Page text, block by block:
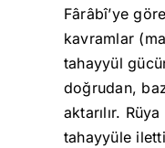
Fârâbî’ye
kavramlar
tahayyül
doğrudan,
aktarılır.
tahayyüle